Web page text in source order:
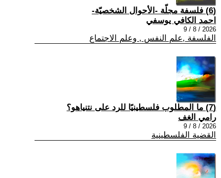
(6) فلسفة مجلّة -الأحوال الشخصيّة-
احمد الكافي يوسفي
2026 / 8 / 9
الفلسفة ,علم النفس , وعلم الاجتماع
(7) ما المطلوب فلسطينيًا للرد على نتنياهو؟
رامي الغف
2026 / 8 / 9
القضية الفلسطينية